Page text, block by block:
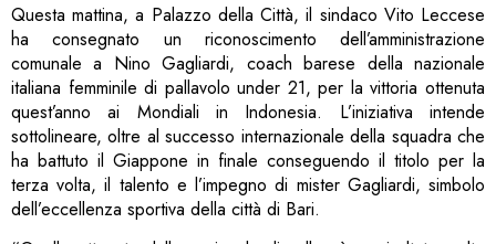
Questa mattina, a Palazzo della Città, il sindaco Vito Leccese
ha consegnato un riconoscimento dell’amministrazione
comunale a Nino Gagliardi, coach barese della nazionale
italiana femminile di pallavolo under 21, per la vittoria ottenuta
quest’anno ai Mondiali in Indonesia. L’iniziativa intende
sottolineare, oltre al successo internazionale della squadra che
ha battuto il Giappone in finale conseguendo il titolo per la
terza volta, il talento e l’impegno di mister Gagliardi, simbolo
dell’eccellenza sportiva della città di Bari.